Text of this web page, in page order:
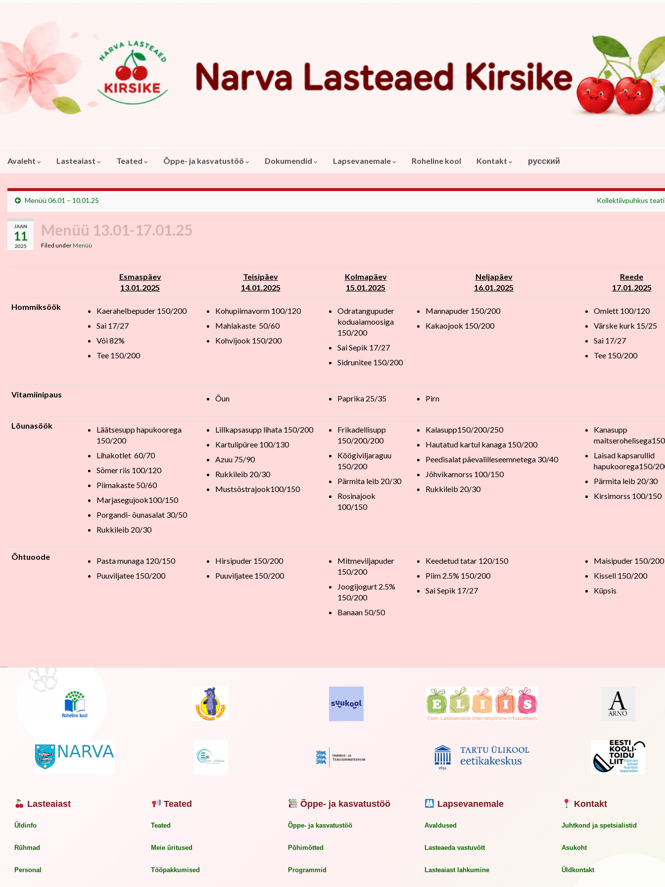
Avaleht Lasteaiast Teated Õppe- ja kasvatustöö Dokumendid Lapsevanemale Roheline kool Kontakt русский
Menüü 06.01 – 10.01.25 Kollektiivpuhkus
JAAN
11
2025
Menüü 13.01-17.01.25
Filed underMenüü
Esmaspäev
13.01.2025
Teisipäev
14.01.2025
Kolmapäev
15.01.2025
Neljapäev
16.01.2025
Reede
17.01.2025
Hommiksöök
Kaerahelbepuder 150/200
Sai 17/27
Või 82%
Tee 150/200
Kohupiimavorm 100/120
Mahlakaste 50/60
Kohvijook 150/200
Odratangupuder
koduaiamoosiga
150/200
Sai Sepik 17/27
Sidrunitee 150/200
Mannapuder 150/200
Kakaojook 150/200
Omlett 100/120
Värske kurk 15/25
Sai 17/27
Tee 150/200
Vitamiinipaus Õun Paprika 25/35 Pirn
Lõunasöök
Läätsesupp hapukoorega
150/200
Lihakotlet 60/70
Sõmer riis 100/120
Piimakaste 50/60
Marjasegujook100/150
Porgandi- õunasalat 30/50
Rukkileib 20/30
Lillkapsasupp lihata 150/200
Kartulipüree 100/130
Azuu 75/90
Rukkileib 20/30
Mustsõstrajook100/150
Frikadellisupp
150/200/200
Köögiviljaraguu
150/200
Pärmita leib 20/30
Rosinajook
100/150
Kalasupp150/200/250
Hautatud kartul kanaga 150/200
Peedisalat päevalilleseemnetega 30/40
Jõhvikamorss 100/150
Rukkileib 20/30
Kanasupp
Laisad kapsarullid
hapukoorega150/
Pärmita leib 20/30
Kirsimorss 100/150
Õhtuoode
Pasta munaga 120/150
Puuviljatee 150/200
Hirsipuder 150/200
Puuviljatee 150/200
Mitmeviljapuder
150/200
Joogijogurt 2.5%
150/200
Banaan 50/50
Keedetud tatar 120/150
Piim 2.5% 150/200
Sai Sepik 17/27
Maisipuder 150/200
Kissell 150/200
Küpsis
Lasteaiast
Üldinfo
Rühmad
Personal
Teated
Teated
Meie üritused
Tööpakkumised
Õppe- ja kasvatustöö
Õppe- ja kasvatustöö
Põhimõtted
Programmid
Lapsevanemale
Avaldused
Lasteaeda vastuvõtt
Lasteaiast lahkumine
Kontakt
Juhtkond ja spetsialistid
Asukoht
Üldkontakt